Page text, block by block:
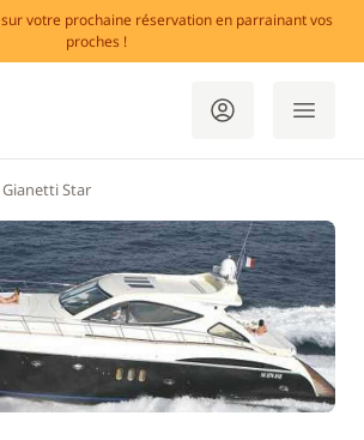
sur votre prochaine réservation en parrainant vos
proches !
Gianetti Star